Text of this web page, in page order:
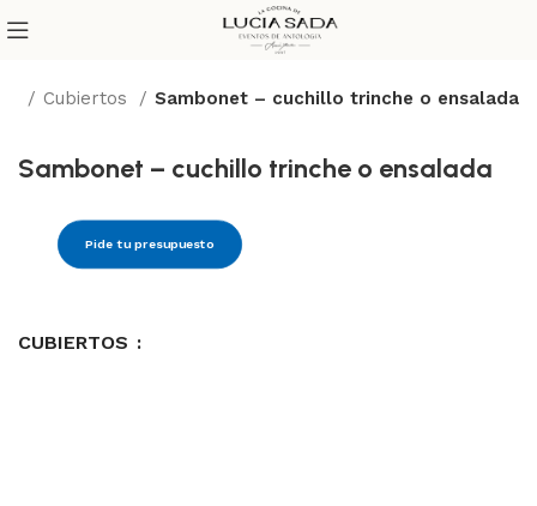
Cubiertos Sambonet – cuchillo trinche o ensalada
Sambonet – cuchillo trinche o ensalada
Pide tu presupuesto
CUBIERTOS